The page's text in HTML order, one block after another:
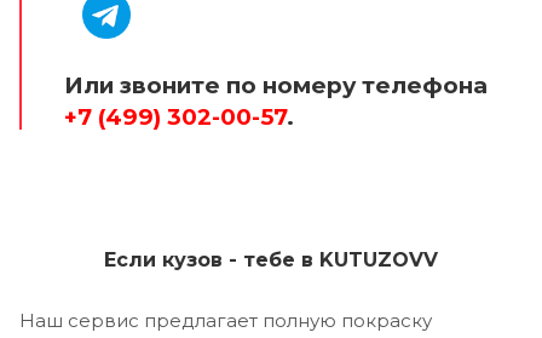
Или звоните по номеру телефона
+7 (499) 302-00-57.
Если кузов - тебе в KUTUZOVV
Наш сервис предлагает полную покраску